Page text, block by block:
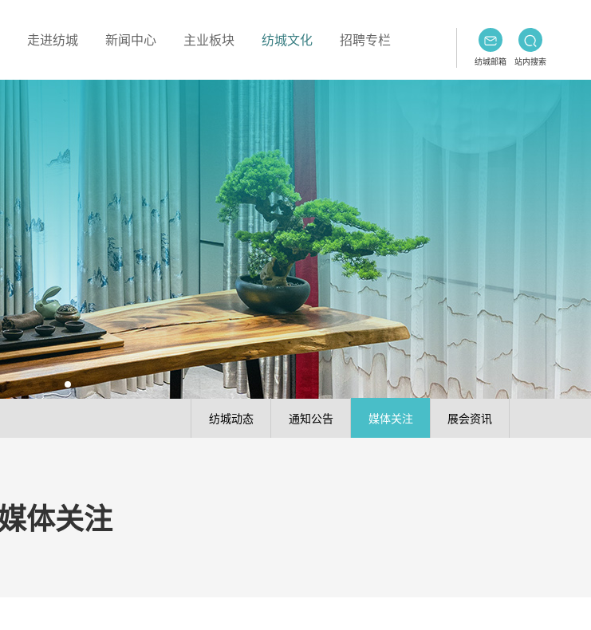
走进纺城 新闻中心 主业板块 纺城文化 招聘专栏
纺城邮箱 站内搜索
展会资讯
媒体关注
通知公告
纺城动态
体关注